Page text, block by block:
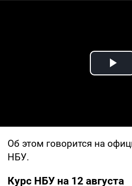
Об этом говорится на
НБУ.
Курс НБУ на 12 августа